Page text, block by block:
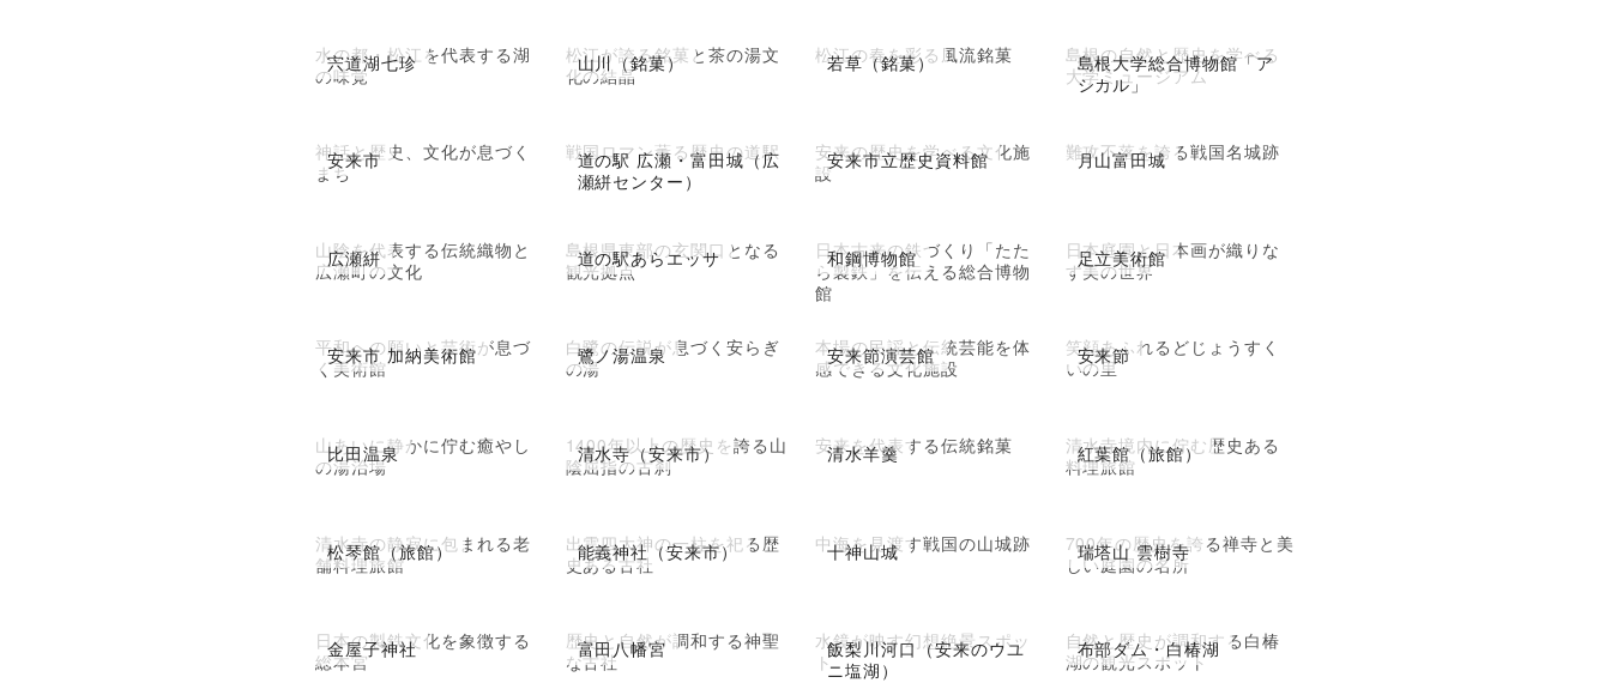
宍道湖七珍
水の都・松江を代表する湖
の味覚
山川（銘菓）
松江が誇る銘菓と茶の湯文
化の結晶
若草（銘菓）
松江の春を彩る風流銘菓
島根大学総合博物館「ア
シカル」
島根の自然と歴史を学べる
大学ミュージアム
安来市
神話と歴史、文化が息づく
まち
道の駅 広瀬・富田城（広
瀬絣センター）
戦国ロマン薫る歴史の道駅 安来市立歴史資料館
安来の歴史を学べる文化施
設
月山富田城
難攻不落を誇る戦国名城跡
広瀬絣
山陰を代表する伝統織物と
広瀬町の文化
道の駅あらエッサ
島根県東部の玄関口となる
観光拠点
和鋼博物館
日本古来の鉄づくり「たた
ら製鉄」を伝える総合博物
館
足立美術館
日本庭園と日本画が織りな
す美の世界
安来市 加納美術館
平和への願いと芸術が息づ
く美術館
鷺ノ湯温泉
白鷺の伝説が息づく安らぎ
の湯
安来節演芸館
本場の民謡と伝統芸能を体
感できる文化施設
安来節
笑顔あふれるどじょうすく
いの里
比田温泉
山あいに静かに佇む癒やし
の湯治場
清水寺（安来市）
1400年以上の歴史を誇る山
陰屈指の古刹
清水羊羹
安来を代表する伝統銘菓 紅葉館（旅館）
清水寺境内に佇む歴史ある
料理旅館
松琴館（旅館）
清水寺の静寂に包まれる老
舗料理旅館
能義神社（安来市）
出雲四大神の一柱を祀る歴
史ある古社
十神山城
中海を見渡す戦国の山城跡 瑞塔山 雲樹寺
700年の歴史を誇る禅寺と美
しい庭園の名所
金屋子神社
日本の製鉄文化を象徴する
総本宮
富田八幡宮
歴史と自然が調和する神聖
な古社
飯梨川河口（安来のウユ
ニ塩湖）
水鏡が映す幻想絶景スポッ
ト
布部ダム・白椿湖
自然と歴史が調和する白椿
湖の観光スポット